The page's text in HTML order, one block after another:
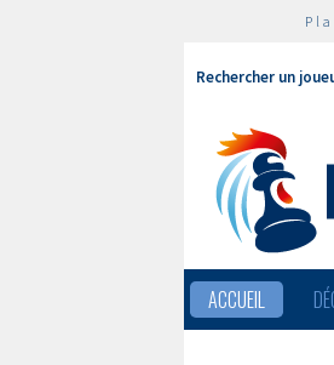
Rechercher un
ACCUEIL